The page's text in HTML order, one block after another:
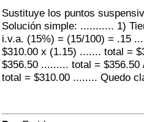
Sustituye los puntos
Solución simple: ........... 1)
i.v.a. (15%) = (15/100) = .15
$310.00 x (1.15) ....... total =
$356.50 ......... total =
total = $310.00 ........ Quedo